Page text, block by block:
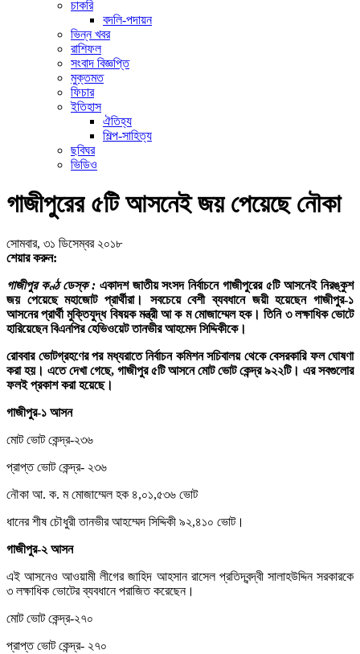
চাকরি
বদলি-পদায়ন
ভিন্ন খবর
রাশিফল
সংবাদ বিজ্ঞপ্তি
মুক্তমত
ফিচার
ইতিহাস
ঐতিহ্য
শিল্প-সাহিত্য
ছবিঘর
ভিডিও
গাজীপুরের ৫টি আসনেই জয় পেয়েছে নৌকা
সোমবার, ৩১ ডিসেম্বর ২০১৮
শেয়ার করুন:
গাজীপুর কণ্ঠ ডেস্ক :একাদশ জাতীয় সংসদ নির্বাচনে গাজীপুরের ৫টি আসনেই নিরঙ্কুশ
জয় পেয়েছে মহাজোট প্রার্থীরা। সবচেয়ে বেশী ব্যবধানে জয়ী হয়েছেন গাজীপুর-১
আসনের প্রার্থী মুক্তিযুদ্ধ বিষয়ক মন্ত্রী আ ক ম মোজাম্মেল হক। তিনি ৩ লক্ষাধিক ভোটে
হারিয়েছেন বিএনপির হেভিওয়েট তানভীর আহমেদ সিদ্দিকীকে।
রোববার ভোটগ্রহণের পর মধ্যরাতে নির্বাচন কমিশন সচিবালয় থেকে বেসরকারি ফল ঘোষণা
করা হয়। এতে দেখা গেছে, গাজীপুর ৫টি আসনে মোট ভোট কেন্দ্র ৯২২টি। এর সবগুলোর
ফলই প্রকাশ করা হয়েছে।
গাজীপুর-১ আসন
মোট ভোট কেন্দ্র-২৩৬
প্রাপ্ত ভোট কেন্দ্র- ২৩৬
নৌকা আ. ক. ম মোজাম্মেল হক ৪,০১,৫৩৬ ভোট
ধানের শীষ চৌধুরী তানভীর আহম্মেদ সিদ্দিকী ৯২,৪১০ ভোট।
গাজীপুর-২ আসন
এই আসনেও আওয়ামী লীগের জাহিদ আহসান রাসেল প্রতিদ্বন্দ্বী সালাহউদ্দিন সরকারকে
৩ লক্ষাধিক ভোটের ব্যবধানে পরাজিত করেছেন।
মোট ভোট কেন্দ্র-২৭০
প্রাপ্ত ভোট কেন্দ্র- ২৭০